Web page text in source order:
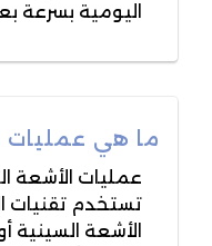
اليومية بسرعة
ما هي عمليات
عمليات الأشعة
تستخدم تقنيات
الأشعة السينية